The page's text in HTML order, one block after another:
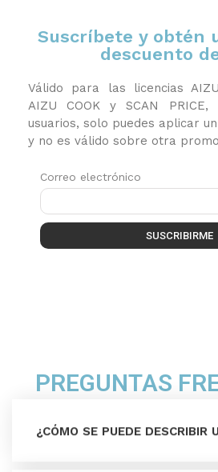
Suscríbete y obtén
descuento
Válido para las licencias
AIZU COOK y SCAN
usuarios, solo puedes aplicar
y no es válido sobre otra
Correo electrónico
SUSCRIBIRME
PREGUNTAS
¿CÓMO SE PUEDE DESCRIBIR